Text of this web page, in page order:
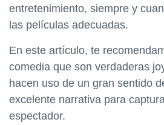
entretenimiento, siempre y
las películas adecuadas.
En este artículo, te
comedia que son verdaderas
hacen uso de un gran sentido
excelente narrativa para
espectador.